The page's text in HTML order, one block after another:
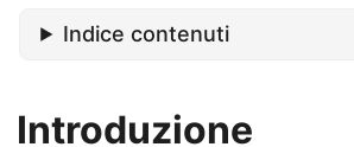
Indice contenuti
Introduzione